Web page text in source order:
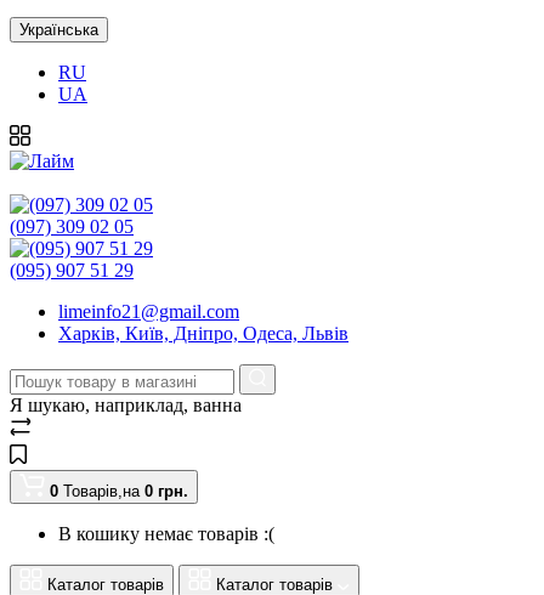
Українська
RU
UA
(097) 309 02 05
(095) 907 51 29
limeinfo21@gmail.com
Харків, Київ, Дніпро, Одеса, Львів
Я шукаю, наприклад, ванна
0 Товарів,на 0 грн.
В кошику немає товарів :(
Каталог товарів Каталог товарів